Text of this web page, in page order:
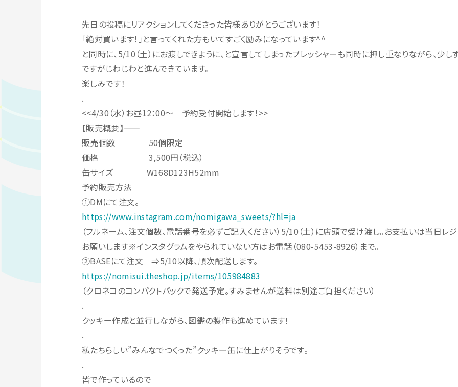
先日の投稿にリアクションしてくださった皆様ありがとうございます！
「絶対買います！」と言ってくれた方もいてすごく励みになっています^^
と同時に、5/10（土）にお渡しできように、と宣言してしまったプレッシャーも同時に押し重なりながら、少し
ですがじわじわと進んできています。
楽しみです！
.
<<4/30（水）お昼12：00～ 予約受付開始します！>>
【販売概要】——
販売個数 50個限定
価格 3,500円（税込）
缶サイズ W168D123H52mm
予約販売方法
①DMにて注文。
https://www.instagram.com/nomigawa_sweets/?hl=ja
（フルネーム、注文個数、電話番号を必ずご記入ください）5/10（土）に店頭で受け渡し。お支払いは当日レ
お願いします※インスタグラムをやられていない方はお電話（080-5453-8926）まで。
②BASEにて注文 ⇒5/10以降、順次配送します。
https://nomisui.theshop.jp/items/105984883
（クロネコのコンパクトパックで発送予定。すみませんが送料は別途ご負担ください）
.
クッキー作成と並行しながら、図鑑の製作も進めています！
.
私たちらしい”みんなでつくった”クッキー缶に仕上がりそうです。
.
皆で作っているので